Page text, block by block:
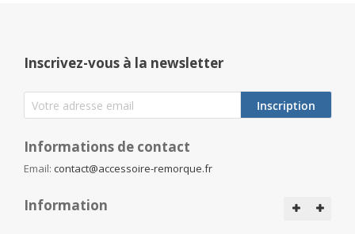
Inscrivez-vous à la newsletter
Inscription
Informations de contact
Email: contact@accessoire-remorque.fr
Information